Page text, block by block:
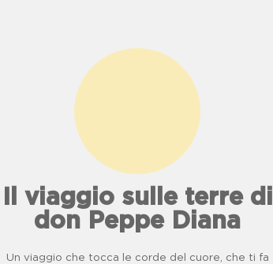
Il viaggio sulle terre di
don Peppe Diana
Un viaggio che tocca le corde del cuore, che ti fa